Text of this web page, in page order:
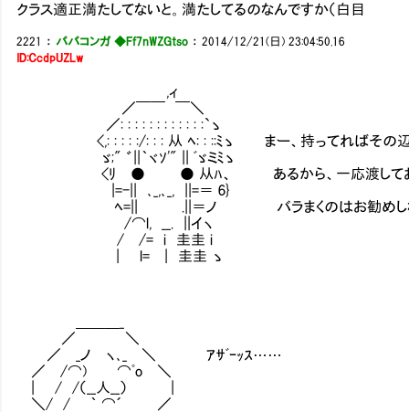
クラス適正満たしてないと。満たしてるのなんですか（白目
2221 ： ババコンガ ◆Ff7nWZGtso ：2014/12/21(日) 23:04:50.16
ID:CcdpUZLw
,ィ
／￣￣ ￣＼
／: : : : : : : : : : : :`ゝ
<,: : : : :/: : : 从 ﾍ: : ::ﾐゝ まー、持ってればその辺当
ゞ;" ゛||｀ヾｿ'" || ﾞゞミﾐゝ
<ﾘ ● ● 从ﾊ、 あるから、一応渡しておこうか
|=-|| ､_,､_, ||=＝ 6}
ﾍ=|| .||＝ノ バラまくのはお勧めしない
/⌒l, __. ||イヽ
/ /= i 圭圭 i
| l= | 圭圭 ゝ
／ ＼
／ _ノ ヽ､_ ＼ ｱｻﾞｰｯｽ……
／ /⌒) ⌒ﾟo ＼
| / /（__人__） |
＼/ / ｀ ⌒´ ／